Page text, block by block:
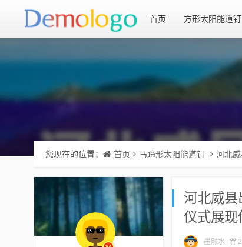
首页 方形太阳能道钉
您现在的位置： 首页 马蹄形太阳能道钉 河北
河北威
仪式展现
墨融水